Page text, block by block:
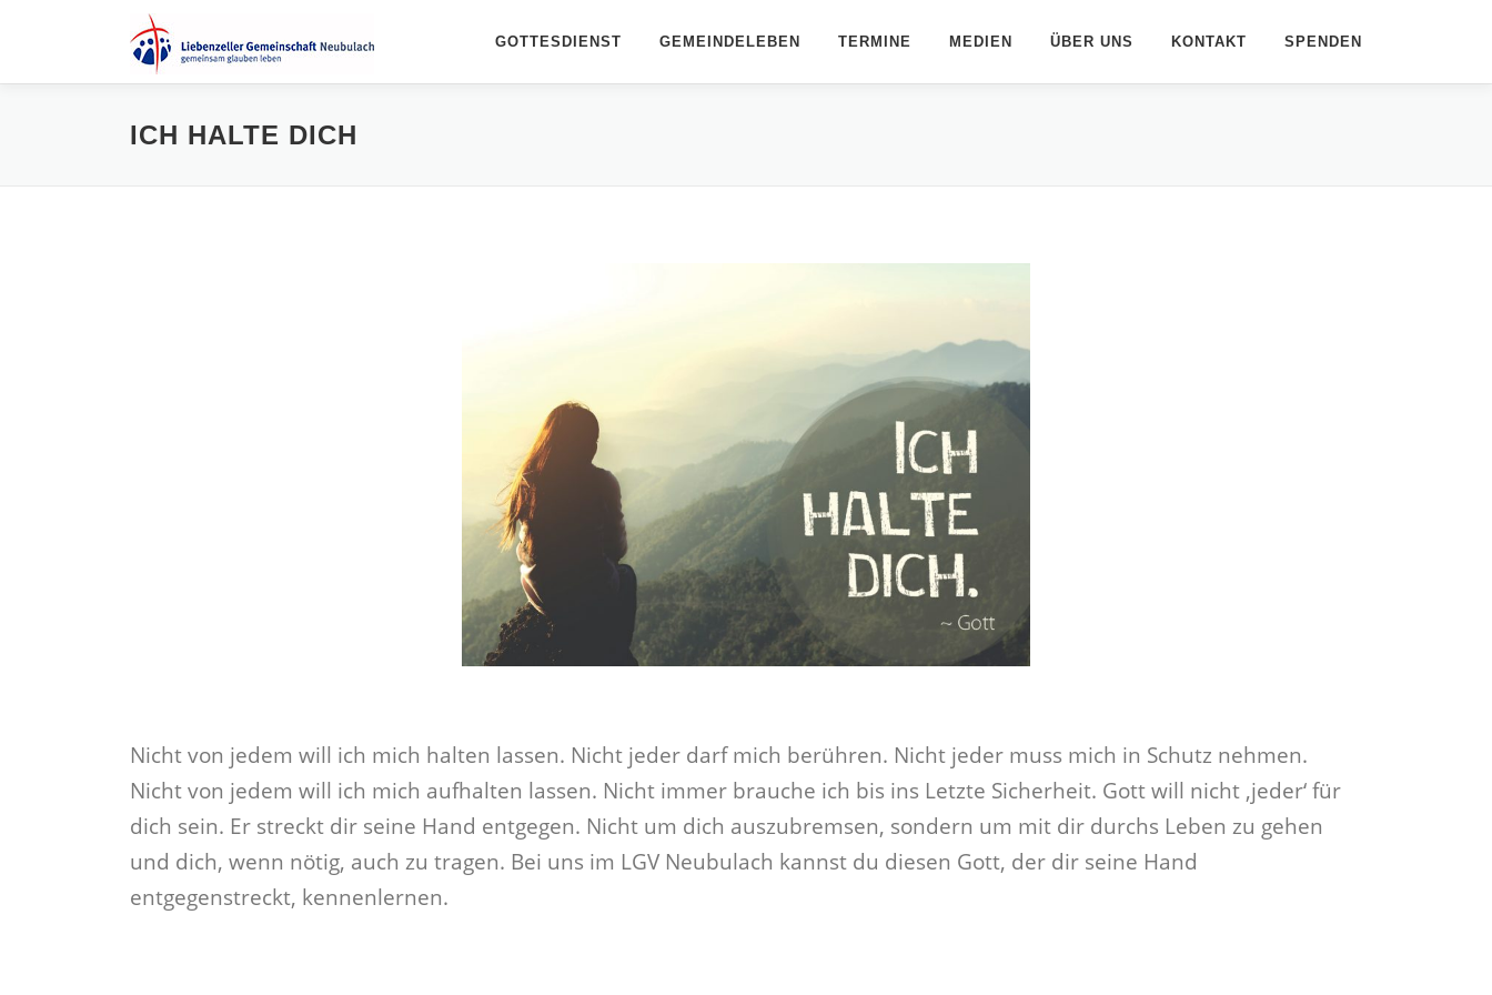
springen
GOTTESDIENST GEMEINDELEBEN TERMINE MEDIEN ÜBER UNS KONTAKT SPENDEN
ICH HALTE DICH
Nicht von jedem will ich mich halten lassen. Nicht jeder darf mich berühren. Nicht jeder muss mich in Schutz nehmen.
Nicht von jedem will ich mich aufhalten lassen. Nicht immer brauche ich bis ins Letzte Sicherheit. Gott will nicht ‚jeder‘ für
dich sein. Er streckt dir seine Hand entgegen. Nicht um dich auszubremsen, sondern um mit dir durchs Leben zu gehen
und dich, wenn nötig, auch zu tragen. Bei uns im LGV Neubulach kannst du diesen Gott, der dir seine Hand
entgegenstreckt, kennenlernen.